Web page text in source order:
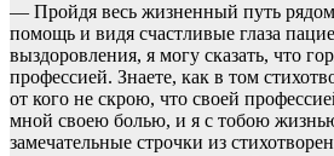
— Пройдя весь жизненный путь
помощь и видя счастливые глаза
выздоровления, я могу сказать, что
профессией. Знаете, как в том
от кого не скрою, что своей
мной своею болью, и я с тобою
замечательные строчки из